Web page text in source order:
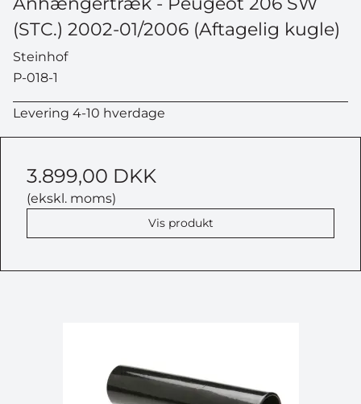
(STC.) 2002-01/2006 (Aftagelig kugle)
Steinhof
P-018-1
Levering 4-10 hverdage
3.899,00 DKK
(ekskl. moms)
Vis produkt